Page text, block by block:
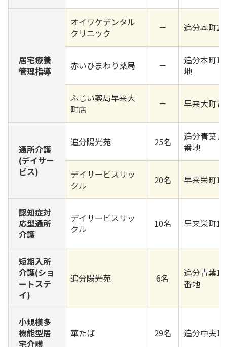
居宅療養
管理指導
オイワケデンタル
クリニック
－ 追分本町2
赤いひまわり薬局 －
追分本町1
地
ふじい薬局早来大
町店
－ 早来大町
通所介護
(デイサー
ビス)
追分陽光苑 25名
追分青葉
番地
デイサービスサッ
クル
20名 早来栄町
認知症対
応型通所
介護
デイサービスサッ
クル
10名 早来栄町
短期入所
介護(ショ
ートステ
イ)
追分陽光苑 6名
追分青葉1
番地
小規模多
機能型居
宅介護
華たば 29名 追分中央1